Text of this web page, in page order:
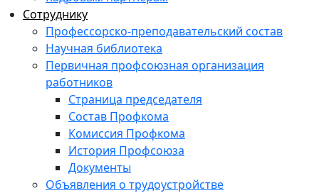
Сотруднику
Профессорско-преподавательский состав
Научная библиотека
Первичная профсоюзная организация
работников
Страница председателя
Состав Профкома
Комиссия Профкома
История Профсоюза
Документы
Объявления о трудоустройстве